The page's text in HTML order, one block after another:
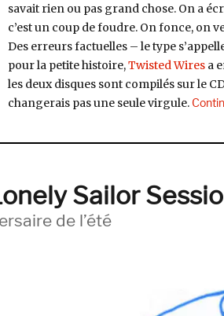
savait rien ou pas grand chose. On a
c’est un coup de foudre. On fonce, on
Des erreurs factuelles – le type
pour la petite histoire,Twisted Wiresa
les deux disques sont compilés sur le
changerais pas une seule virgule.
Sailor
de l’été